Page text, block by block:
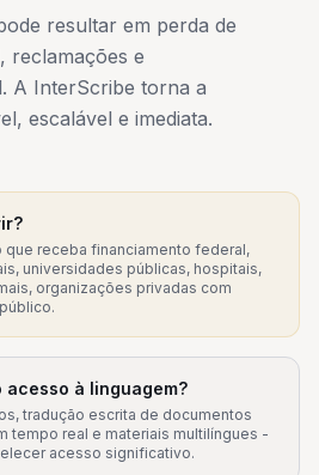
resultar em perda de
reclamações e
A InterScribe torna a
escalável e imediata.
que receba financiamento federal,
universidades públicas, hospitais,
organizações privadas com
acesso à linguagem?
tradução escrita de documentos
tempo real e materiais multilíngues -
acesso significativo.